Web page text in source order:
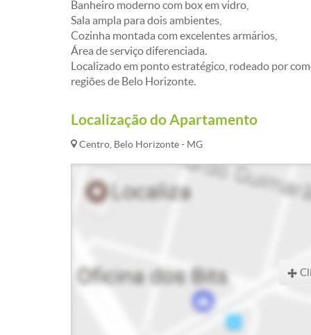
Banheiro moderno com box em vidro,
Sala ampla para dois ambientes,
Cozinha montada com excelentes armários,
Área de serviço diferenciada.
Localizado em ponto estratégico, rodeado por
regiões de Belo Horizonte.
Localização do Apartamento
Centro, Belo Horizonte - MG